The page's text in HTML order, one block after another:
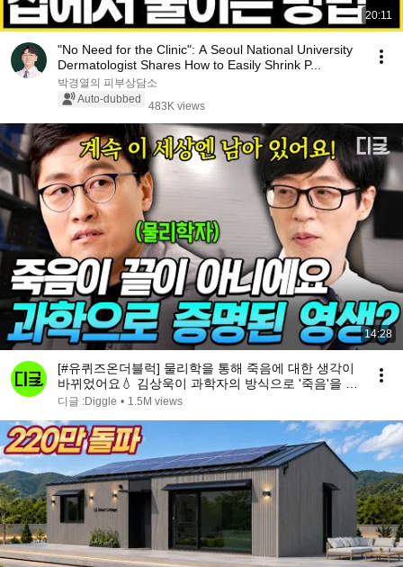
20:11
"No Need for the Clinic": A Seoul National University
Dermatologist Shares How to Easily Shrink P...
박경열의 피부상담소
Auto-dubbed
483K views
14:28
[#유퀴즈온더블럭] 물리학을 통해 죽음에 대한 생각이
바뀌었어요💧 김상욱이 과학자의 방식으로 '죽음'을 받
아들이는 법
디글 :Diggle • 1.5M views